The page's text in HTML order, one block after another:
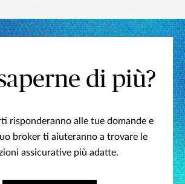
di più?
risponderanno alle tue domande e
broker ti aiuteranno a trovare le
assicurative più adatte.